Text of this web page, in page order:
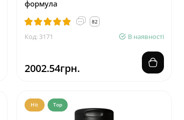
формула
82
Код: 3171 В наявності
2002.54грн.
Hit Top